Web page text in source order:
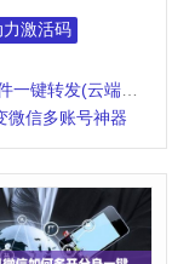
激活码
转发小助手下载地址 )
微信多账号神器